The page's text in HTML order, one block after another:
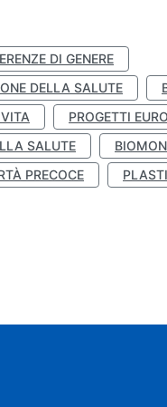
DI GENERE
DELLA SALUTE
PROGETTI
SALUTE
PRECOCE